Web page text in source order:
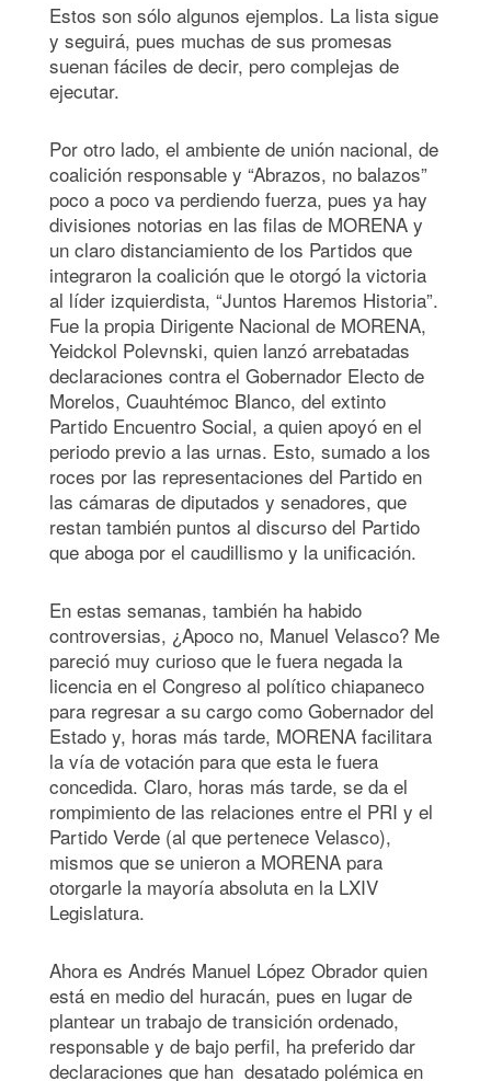
Estos son sólo algunos ejemplos. La lista sigue
y seguirá, pues muchas de sus promesas
suenan fáciles de decir, pero complejas de
ejecutar.
Por otro lado, el ambiente de unión nacional, de
coalición responsable y “Abrazos, no balazos”
poco a poco va perdiendo fuerza, pues ya hay
divisiones notorias en las filas de MORENA y
un claro distanciamiento de los Partidos que
integraron la coalición que le otorgó la victoria
al líder izquierdista, “Juntos Haremos Historia”.
Fue la propia Dirigente Nacional de MORENA,
Yeidckol Polevnski, quien lanzó arrebatadas
declaraciones contra el Gobernador Electo de
Morelos, Cuauhtémoc Blanco, del extinto
Partido Encuentro Social, a quien apoyó en el
periodo previo a las urnas. Esto, sumado a los
roces por las representaciones del Partido en
las cámaras de diputados y senadores, que
restan también puntos al discurso del Partido
que aboga por el caudillismo y la unificación.
En estas semanas, también ha habido
controversias, ¿Apoco no, Manuel Velasco? Me
pareció muy curioso que le fuera negada la
licencia en el Congreso al político chiapaneco
para regresar a su cargo como Gobernador del
Estado y, horas más tarde, MORENA facilitara
la vía de votación para que esta le fuera
concedida. Claro, horas más tarde, se da el
rompimiento de las relaciones entre el PRI y el
Partido Verde (al que pertenece Velasco),
mismos que se unieron a MORENA para
otorgarle la mayoría absoluta en la LXIV
Legislatura.
Ahora es Andrés Manuel López Obrador quien
está en medio del huracán, pues en lugar de
plantear un trabajo de transición ordenado,
responsable y de bajo perfil, ha preferido dar
declaraciones que han desatado polémica en